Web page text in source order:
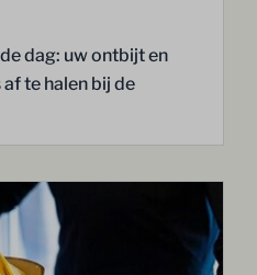
dag: uw ontbijt en
te halen bij de